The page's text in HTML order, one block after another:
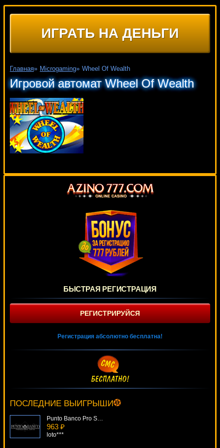
ИГРАТЬ НА ДЕНЬГИ
Главная» Microgaming» Wheel Of Wealth
Игровой автомат Wheel Of Wealth
БЫСТРАЯ РЕГИСТРАЦИЯ
РЕГИСТРИРУЙСЯ
Регистрация абсолютно бесплатна!
ПОСЛЕДНИЕ ВЫИГРЫШИ
number***
Punto Banco Pro Series
963 ₽
loto***